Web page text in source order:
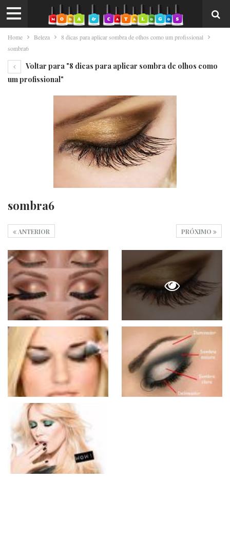
Home Beleza
8 dicas para aplicar sombra de olhos como um profissional
sombra6
Voltar para "8 dicas para aplicar sombra de olhos como
um profissional"
sombra6
PRÓXIMO
ANTERIOR